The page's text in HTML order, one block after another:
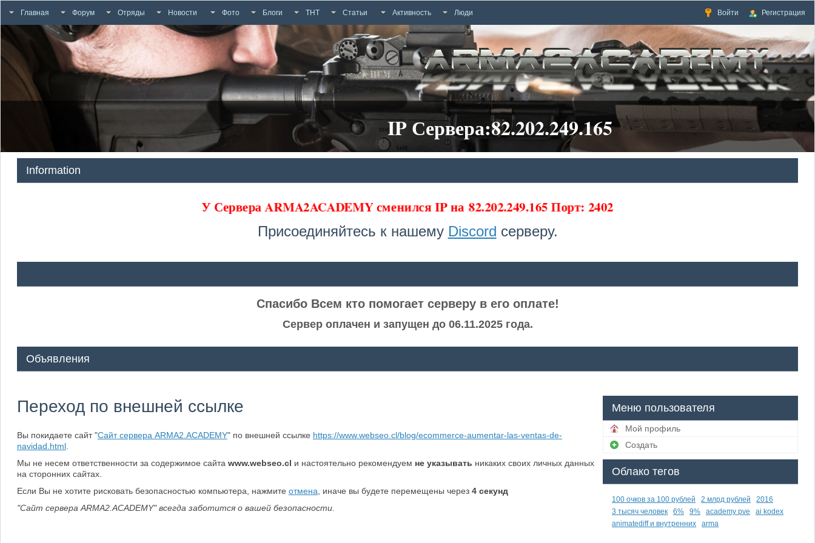
Главная Форум Отряды Новости Фото Блоги ТНТ Статьи Активность Люди Войти Регистрация
IP Сервера:82.202.249.165
Information
У Сервера ARMA2ACADEMY сменился IP на 82.202.249.165 Порт: 2402
Присоединяйтесь к нашему Discord серверу.
Спасибо Всем кто помогает серверу в его оплате!
Сервер оплачен и запущен до 06.11.2025 года.
Объявления
Переход по внешней ссылке
Вы покидаете сайт "Сайт сервера ARMA2.ACADEMY" по внешней ссылке https://www.webseo.cl/blog/ecommerce-aumentar-las-ventas-de-
navidad.html.
Мы не несем ответственности за содержимое сайта www.webseo.cl и настоятельно рекомендуем не указывать никаких своих личных данных
на сторонних сайтах.
Если Вы не хотите рисковать безопасностью компьютера, нажмите отмена , иначе вы будете перемещены через 4секунд
"Сайт сервера ARMA2.ACADEMY" всегда заботится о вашей безопасности.
Меню пользователя
Мой профиль
Создать
Облако тегов
100 очков за 100 рублей 2 млрд рублей
2016
3 тысяч человек
6% 9% academy pve
ai kodex
animatediff и внутренних
arma